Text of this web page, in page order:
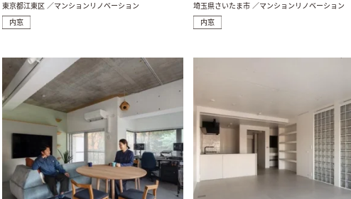
東京都江東区 ／マンションリノベーション
内窓
埼玉県さいたま市 ／マンションリノベーション
内窓